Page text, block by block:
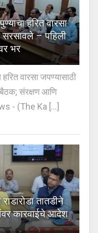
हरित वारसा
सरसावले – पहिली
भर
वारसा जपण्यासाठी
बैठक; संरक्षण आणि
- (The Ka [...]
तातडीने
कारवाईचे आदेश